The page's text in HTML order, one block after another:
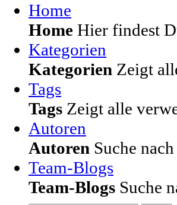
Home
Home Hier findest
Kategorien
Kategorien Zeigt
Tags
Tags Zeigt alle
Autoren
Autoren Suche
Team-Blogs
Team-Blogs Suche